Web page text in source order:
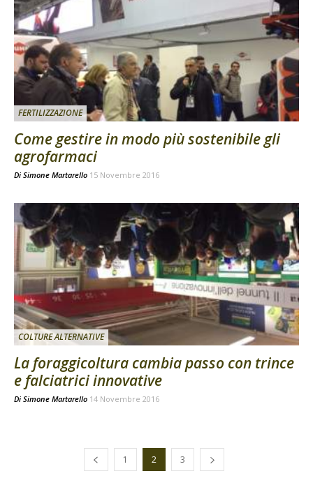
FERTILIZZAZIONE
Come gestire in modo più sostenibile gli
agrofarmaci
Di Simone Martarello 15 Novembre 2016
COLTURE ALTERNATIVE
La foraggicoltura cambia passo con trince
e falciatrici innovative
Di Simone Martarello 14 Novembre 2016
1 2 3